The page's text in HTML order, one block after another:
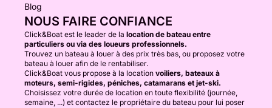
Blog
NOUS FAIRE CONFIANCE
Click&Boat est le leader de la location de bateau entre
particuliers ou via des loueurs professionnels.
Trouvez un bateau à louer à des prix très bas, ou proposez votre
bateau à louer afin de le rentabiliser.
Click&Boat vous propose à la location voiliers, bateaux à
moteurs, semi-rigides, péniches, catamarans et jet-ski.
Choisissez votre durée de location en toute flexibilité (journée,
semaine, ...) et contactez le propriétaire du bateau pour lui poser